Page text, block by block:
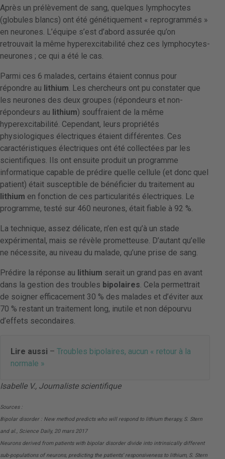
Après un prélèvement de sang, quelques lymphocytes
(globules blancs) ont été génétiquement « reprogrammés »
en neurones. L’équipe s’est d’abord assurée qu’on
retrouvait la même hyperexcitabilité chez ces lymphocytes-
neurones ; ce qui a été le cas.
Parmi ces 6 malades, certains étaient connus pour
répondre au lithium . Les chercheurs ont pu constater que
les neurones des deux groupes (répondeurs et non-
répondeurs au lithium) souffraient de la même
hyperexcitabilité. Cependant, leurs propriétés
physiologiques électriques étaient différentes. Ces
caractéristiques électriques ont été collectées par les
scientifiques. Ils ont ensuite produit un programme
informatique capable de prédire quelle cellule (et donc quel
patient) était susceptible de bénéficier du traitement au
lithium en fonction de ces particularités électriques. Le
programme, testé sur 460 neurones, était fiable à 92 %.
La technique, assez délicate, n’en est qu’à un stade
expérimental, mais se révèle prometteuse. D’autant qu’elle
ne nécessite, au niveau du malade, qu’une prise de sang.
Prédire la réponse au lithium serait un grand pas en avant
dans la gestion des troubles bipolaires . Cela permettrait
de soigner efficacement 30 % des malades et d’éviter aux
70 % restant un traitement long, inutile et non dépourvu
d’effets secondaires.
Lire aussi – Troubles bipolaires, aucun « retour à la
normale »
Isabelle V., Journaliste scientifique
Sources :
Bipolar disorder : New method predicts who will respond to lithium therapy, S. Stern
and al., Science Daily, 20 mars 2017
Neurons derived from patients with bipolar disorder divide into intrinsically different
sub-populations of neurons, predicting the patients’ responsiveness to lithium, S. Stern